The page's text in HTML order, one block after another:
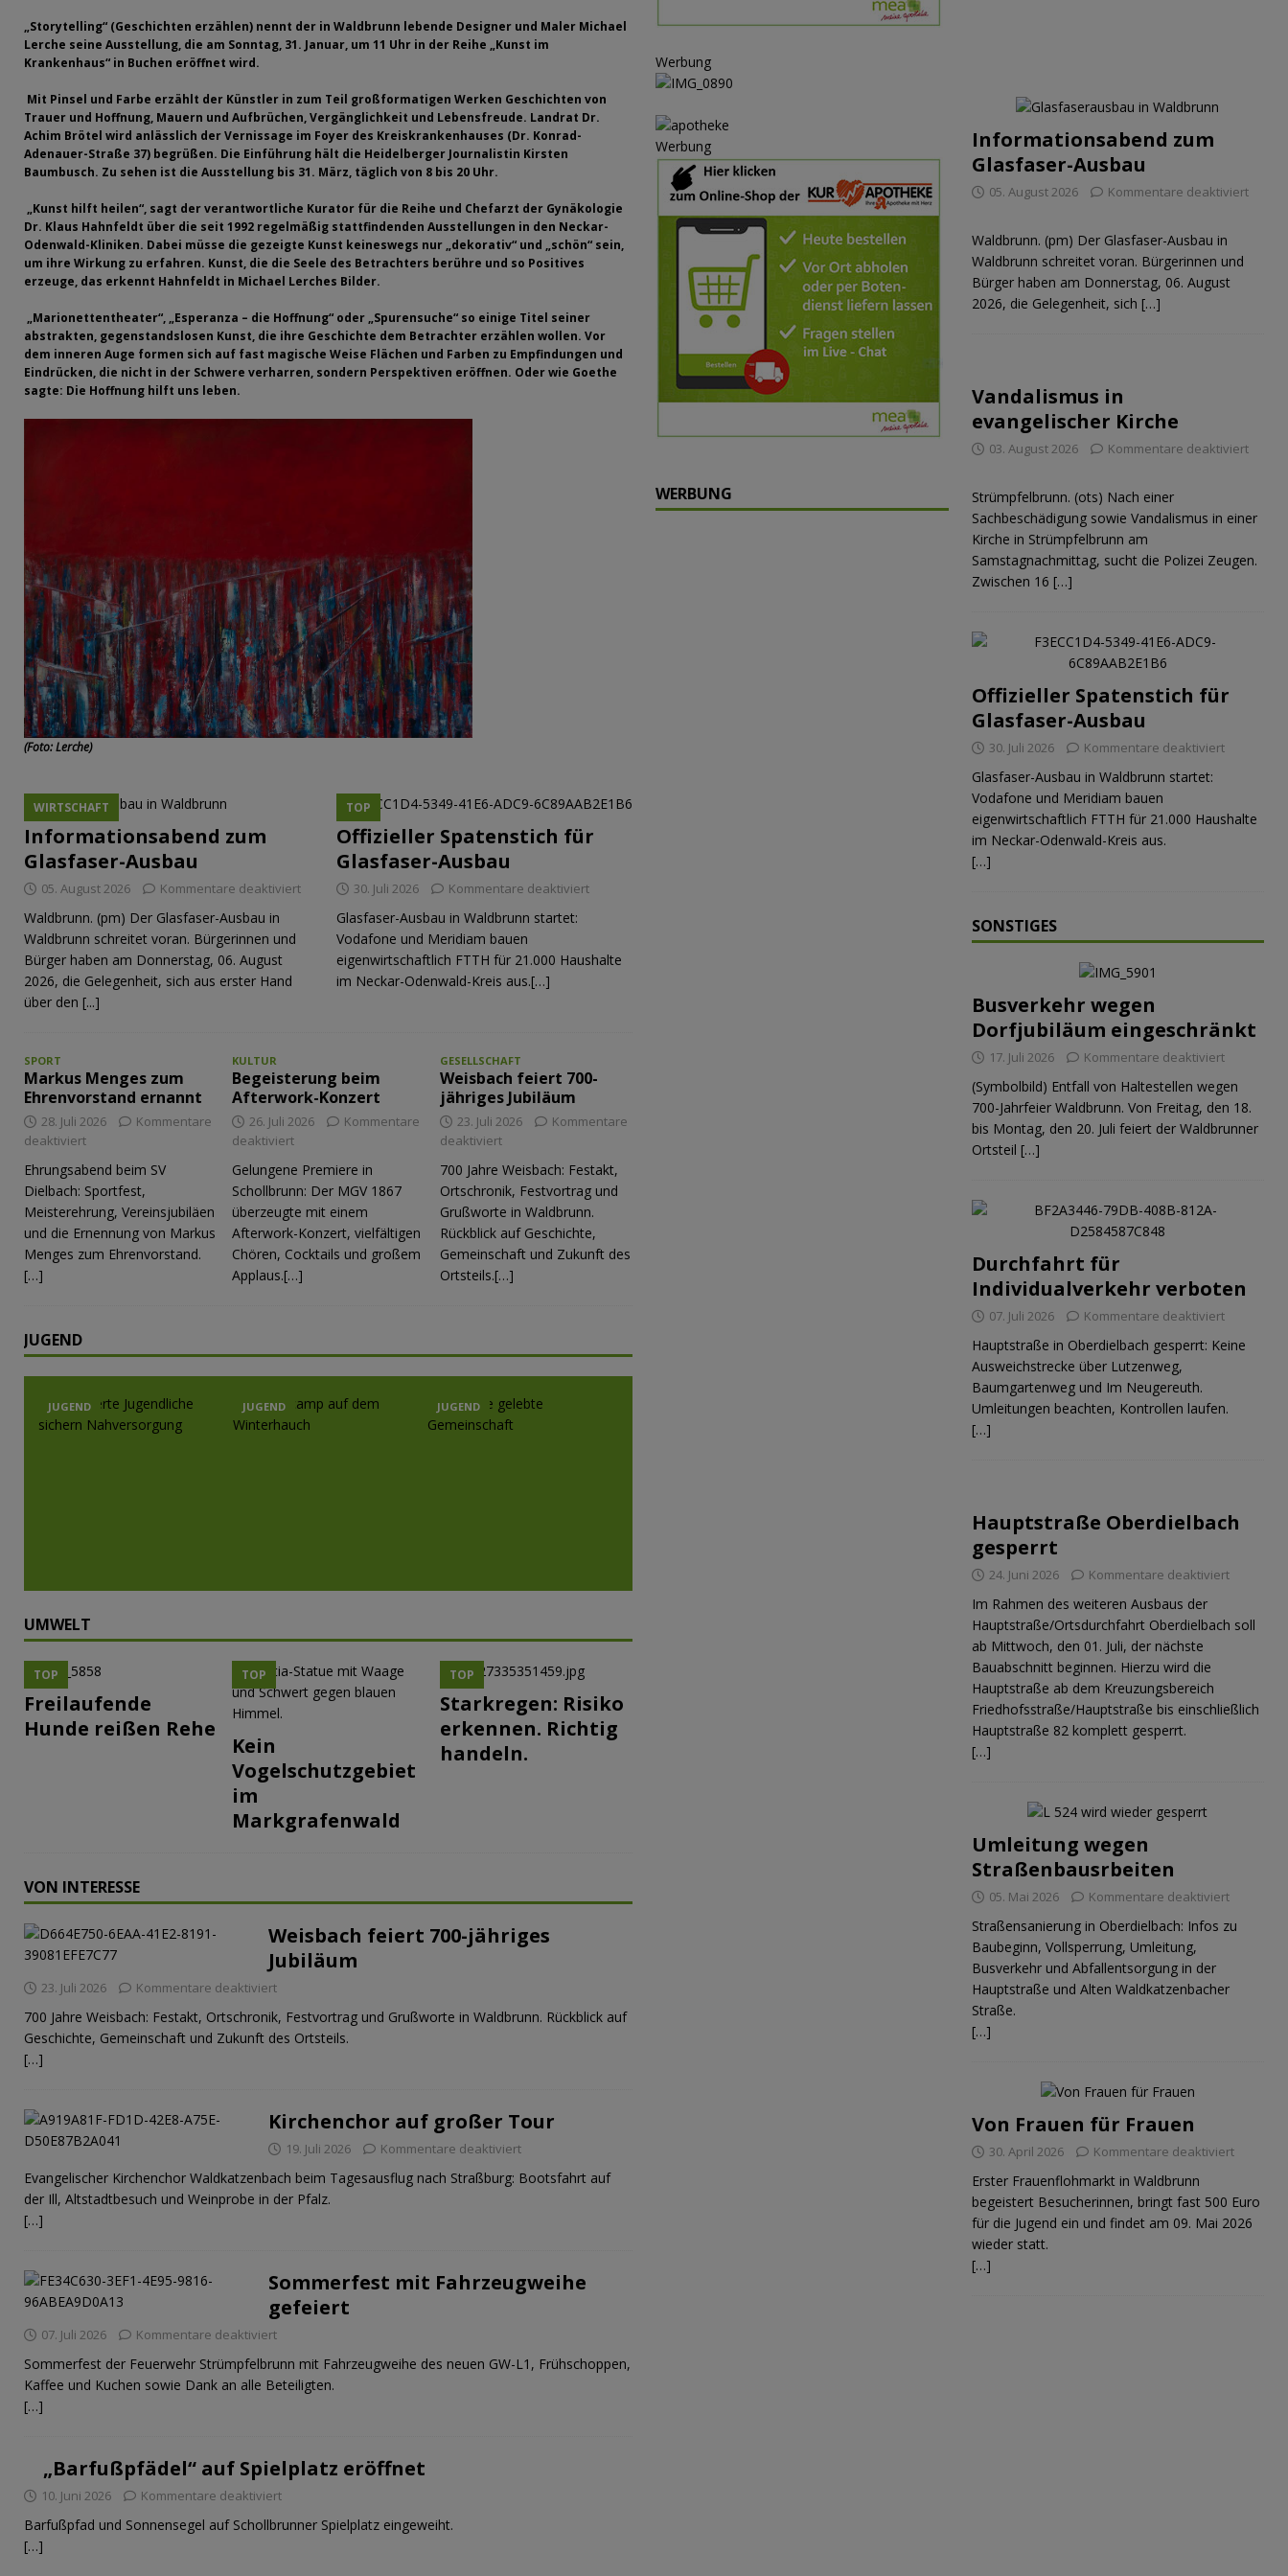
[ 07. Juli 2026 ] Sommerfest mit Fahrzeugweihe gefeiert
GESELLSCHAFT
[ 05. August 2026 ] Informationsabend zum Glasfaser-Ausbau
WIRTSCHAFT
[ 03. August 2026 ] Vandalismus in evangelischer Kirche BLAULICHT
„Storytelling“ (Geschichten erzählen) nennt der in Waldbrunn lebende Designer und Maler Michael
Lerche seine Ausstellung, die am Sonntag, 31. Januar, um 11 Uhr in der Reihe „Kunst im
Krankenhaus“ in Buchen eröffnet wird.
Mit Pinsel und Farbe erzählt der Künstler in zum Teil großformatigen Werken Geschichten von
Trauer und Hoffnung, Mauern und Aufbrüchen, Vergänglichkeit und Lebensfreude. Landrat Dr.
Achim Brötel wird anlässlich der Vernissage im Foyer des Kreiskrankenhauses (Dr. Konrad-
Adenauer-Straße 37) begrüßen. Die Einführung hält die Heidelberger Journalistin Kirsten
Baumbusch. Zu sehen ist die Ausstellung bis 31. März, täglich von 8 bis 20 Uhr.
„Kunst hilft heilen“, sagt der verantwortliche Kurator für die Reihe und Chefarzt der Gynäkologie
Dr. Klaus Hahnfeldt über die seit 1992 regelmäßig stattfindenden Ausstellungen in den Neckar-
Odenwald-Kliniken. Dabei müsse die gezeigte Kunst keineswegs nur „dekorativ“ und „schön“ sein,
um ihre Wirkung zu erfahren. Kunst, die die Seele des Betrachters berühre und so Positives
erzeuge, das erkennt Hahnfeldt in Michael Lerches Bilder.
„Marionettentheater“, „Esperanza – die Hoffnung“ oder „Spurensuche“ so einige Titel seiner
abstrakten, gegenstandslosen Kunst, die ihre Geschichte dem Betrachter erzählen wollen. Vor
dem inneren Auge formen sich auf fast magische Weise Flächen und Farben zu Empfindungen und
Eindrücken, die nicht in der Schwere verharren, sondern Perspektiven eröffnen. Oder wie Goethe
sagte: Die Hoffnung hilft uns leben.
(Foto: Lerche)
Informationsabend zum
Glasfaser-Ausbau
WIRTSCHAFT
05. August 2026 Kommentare deaktiviert
Waldbrunn. (pm) Der Glasfaser-Ausbau in
Waldbrunn schreitet voran. Bürgerinnen und
Bürger haben am Donnerstag, 06. August
2026, die Gelegenheit, sich aus erster Hand
über den [...]
Offizieller Spatenstich für
Glasfaser-Ausbau
TOP
30. Juli 2026 Kommentare deaktiviert
Glasfaser-Ausbau in Waldbrunn startet:
Vodafone und Meridiam bauen
eigenwirtschaftlich FTTH für 21.000 Haushalte
im Neckar-Odenwald-Kreis aus.[…]
SPORT
Markus Menges zum
Ehrenvorstand ernannt
28. Juli 2026
Kommentare
deaktiviert
Ehrungsabend beim SV
Dielbach: Sportfest,
Meisterehrung, Vereinsjubiläen
und die Ernennung von Markus
Menges zum Ehrenvorstand.
[…]
KULTUR
Begeisterung beim
Afterwork-Konzert
26. Juli 2026
Kommentare
deaktiviert
Gelungene Premiere in
Schollbrunn: Der MGV 1867
überzeugte mit einem
Afterwork-Konzert, vielfältigen
Chören, Cocktails und großem
Applaus.[…]
GESELLSCHAFT
Weisbach feiert 700-
jähriges Jubiläum
23. Juli 2026
Kommentare
deaktiviert
700 Jahre Weisbach: Festakt,
Ortschronik, Festvortrag und
Grußworte in Waldbrunn.
Rückblick auf Geschichte,
Gemeinschaft und Zukunft des
Ortsteils.[…]
JUGEND
JUGEND JUGEND
JUGEND JUGEND JUGEND
UMWELT
TOP
Freilaufende
Hunde reißen Rehe
TOP
Kein
Vogelschutzgebiet
im
Markgrafenwald
TOP
Starkregen: Risiko
erkennen. Richtig
handeln.
VON INTERESSE
Weisbach feiert 700-jähriges
Jubiläum
23. Juli 2026 Kommentare deaktiviert
700 Jahre Weisbach: Festakt, Ortschronik, Festvortrag und Grußworte in Waldbrunn. Rückblick auf
Geschichte, Gemeinschaft und Zukunft des Ortsteils.
[…]
Kirchenchor auf großer Tour
19. Juli 2026 Kommentare deaktiviert
Evangelischer Kirchenchor Waldkatzenbach beim Tagesausflug nach Straßburg: Bootsfahrt auf
der Ill, Altstadtbesuch und Weinprobe in der Pfalz.
[…]
Sommerfest mit Fahrzeugweihe
gefeiert
07. Juli 2026 Kommentare deaktiviert
Sommerfest der Feuerwehr Strümpfelbrunn mit Fahrzeugweihe des neuen GW-L1, Frühschoppen,
Kaffee und Kuchen sowie Dank an alle Beteiligten.
[…]
„Barfußpfädel“ auf Spielplatz eröffnet
10. Juni 2026 Kommentare deaktiviert
Barfußpfad und Sonnensegel auf Schollbrunner Spielplatz eingeweiht.
[…]
Werbung
Werbung
WERBUNG
Informationsabend zum
Glasfaser-Ausbau
05. August 2026 Kommentare deaktiviert
Waldbrunn. (pm) Der Glasfaser-Ausbau in
Waldbrunn schreitet voran. Bürgerinnen und
Bürger haben am Donnerstag, 06. August
2026, die Gelegenheit, sich […]
Vandalismus in
evangelischer Kirche
03. August 2026 Kommentare deaktiviert
Strümpfelbrunn. (ots) Nach einer
Sachbeschädigung sowie Vandalismus in einer
Kirche in Strümpfelbrunn am
Samstagnachmittag, sucht die Polizei Zeugen.
Zwischen 16 […]
Offizieller Spatenstich für
Glasfaser-Ausbau
30. Juli 2026 Kommentare deaktiviert
Glasfaser-Ausbau in Waldbrunn startet:
Vodafone und Meridiam bauen
eigenwirtschaftlich FTTH für 21.000 Haushalte
im Neckar-Odenwald-Kreis aus.
[…]
SONSTIGES
Busverkehr wegen
Dorfjubiläum eingeschränkt
17. Juli 2026 Kommentare deaktiviert
(Symbolbild) Entfall von Haltestellen wegen
700-Jahrfeier Waldbrunn. Von Freitag, den 18.
bis Montag, den 20. Juli feiert der Waldbrunner
Ortsteil […]
Durchfahrt für
Individualverkehr verboten
07. Juli 2026 Kommentare deaktiviert
Hauptstraße in Oberdielbach gesperrt: Keine
Ausweichstrecke über Lutzenweg,
Baumgartenweg und Im Neugereuth.
Umleitungen beachten, Kontrollen laufen.
[…]
Hauptstraße Oberdielbach
gesperrt
24. Juni 2026 Kommentare deaktiviert
Im Rahmen des weiteren Ausbaus der
Hauptstraße/Ortsdurchfahrt Oberdielbach soll
ab Mittwoch, den 01. Juli, der nächste
Bauabschnitt beginnen. Hierzu wird die
Hauptstraße ab dem Kreuzungsbereich
Friedhofsstraße/Hauptstraße bis einschließlich
Hauptstraße 82 komplett gesperrt.
[…]
Umleitung wegen
Straßenbausrbeiten
05. Mai 2026 Kommentare deaktiviert
Straßensanierung in Oberdielbach: Infos zu
Baubeginn, Vollsperrung, Umleitung,
Busverkehr und Abfallentsorgung in der
Hauptstraße und Alten Waldkatzenbacher
Straße.
[…]
Von Frauen für Frauen
30. April 2026 Kommentare deaktiviert
Erster Frauenflohmarkt in Waldbrunn
begeistert Besucherinnen, bringt fast 500 Euro
für die Jugend ein und findet am 09. Mai 2026
wieder statt.
[…]